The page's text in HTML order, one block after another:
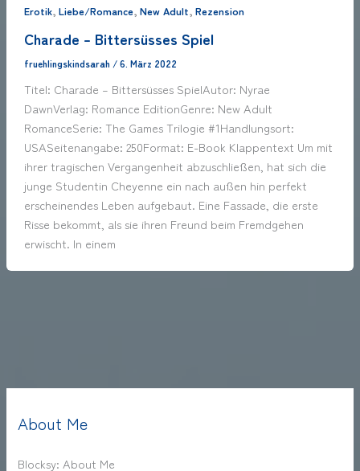
Erotik, Liebe/Romance, New Adult, Rezension
Charade – Bittersüsses Spiel
fruehlingskindsarah /6. März 2022
Titel: Charade – Bittersüsses SpielAutor: Nyrae
DawnVerlag: Romance EditionGenre: New Adult
RomanceSerie: The Games Trilogie #1Handlungsort:
USASeitenangabe: 250Format: E-Book Klappentext Um mit
ihrer tragischen Vergangenheit abzuschließen, hat sich die
junge Studentin Cheyenne ein nach außen hin perfekt
erscheinendes Leben aufgebaut. Eine Fassade, die erste
Risse bekommt, als sie ihren Freund beim Fremdgehen
erwischt. In einem
About Me
Blocksy: About Me